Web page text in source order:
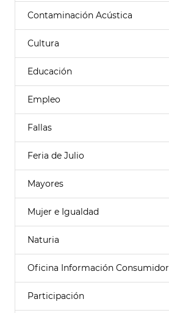
Contaminación Acústica
Cultura
Educación
Empleo
Fallas
Feria de Julio
Mayores
Mujer e Igualdad
Naturia
Oficina Información Consumidor
Participación